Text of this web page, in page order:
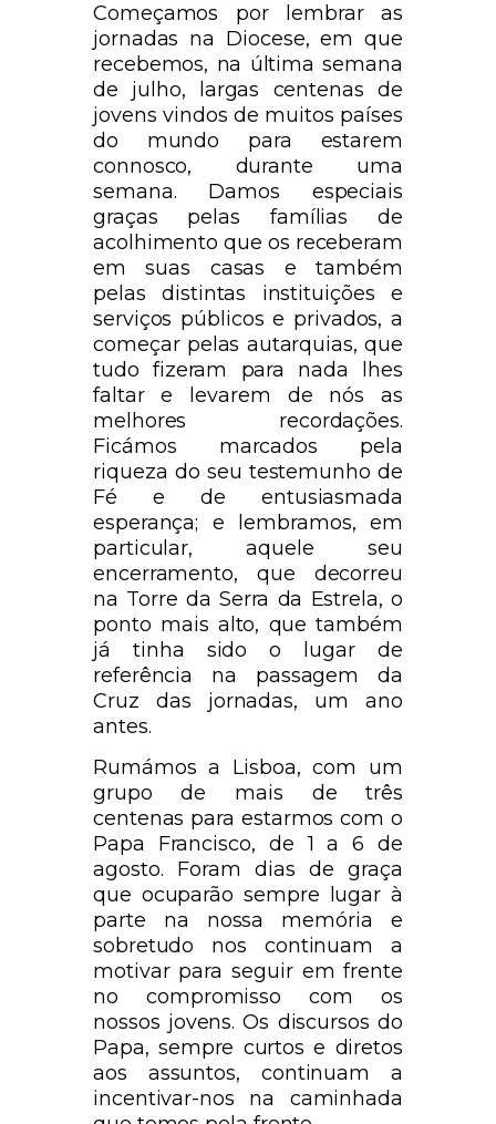
Começamos por lembrar as
jornadas na Diocese, em que
recebemos, na última semana
de julho, largas centenas de
jovens vindos de muitos países
do mundo para estarem
connosco, durante uma
semana. Damos especiais
graças pelas famílias de
acolhimento que os receberam
em suas casas e também
pelas distintas instituições e
serviços públicos e privados, a
começar pelas autarquias, que
tudo fizeram para nada lhes
faltar e levarem de nós as
melhores recordações.
Ficámos marcados pela
riqueza do seu testemunho de
Fé e de entusiasmada
esperança; e lembramos, em
particular, aquele seu
encerramento, que decorreu
na Torre da Serra da Estrela, o
ponto mais alto, que também
já tinha sido o lugar de
referência na passagem da
Cruz das jornadas, um ano
antes.
Rumámos a Lisboa, com um
grupo de mais de três
centenas para estarmos com o
Papa Francisco, de 1 a 6 de
agosto. Foram dias de graça
que ocuparão sempre lugar à
parte na nossa memória e
sobretudo nos continuam a
motivar para seguir em frente
no compromisso com os
nossos jovens. Os discursos do
Papa, sempre curtos e diretos
aos assuntos, continuam a
incentivar-nos na caminhada